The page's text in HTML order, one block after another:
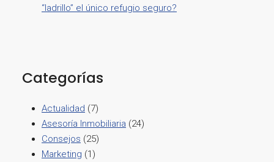
“ladrillo” el único refugio seguro?
Categorías
Actualidad (7)
Asesoría Inmobiliaria (24)
Consejos (25)
Marketing (1)